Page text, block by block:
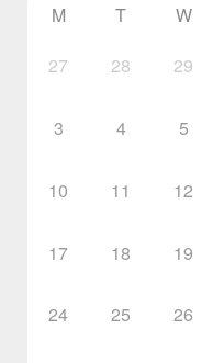
M T W
27 28 29
3 4 5
10 11 12
17 18 19
24 25 26